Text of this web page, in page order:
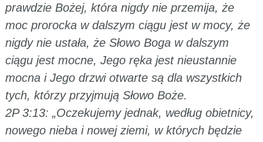
prawdzie Bożej, która nigdy nie przemija, że
moc prorocka w dalszym ciągu jest w mocy, że
nigdy nie ustała, że Słowo Boga w dalszym
ciągu jest mocne, Jego ręka jest nieustannie
mocna i Jego drzwi otwarte są dla wszystkich
tych, którzy przyjmują Słowo Boże.
2P 3:13: „Oczekujemy jednak, według obietnicy,
nowego nieba i nowej ziemi, w których będzie